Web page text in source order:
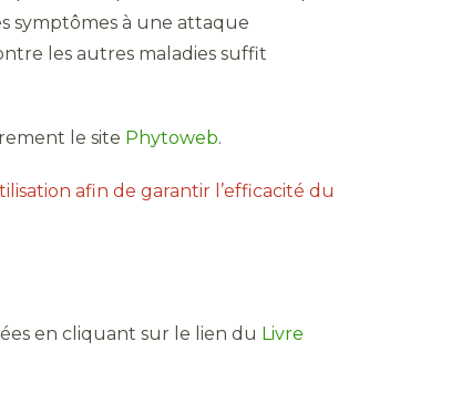
symptômes à une attaque
les autres maladies suffit
le site Phytoweb.
afin de garantir l’efficacité du
en cliquant sur le lien du Livre